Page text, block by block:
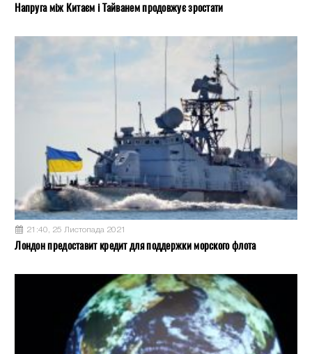
Напруга між Китаєм і Тайванем продовжує зростати
21:40, 25 Листопада 2021
Лондон предоставит кредит для поддержки морского флота